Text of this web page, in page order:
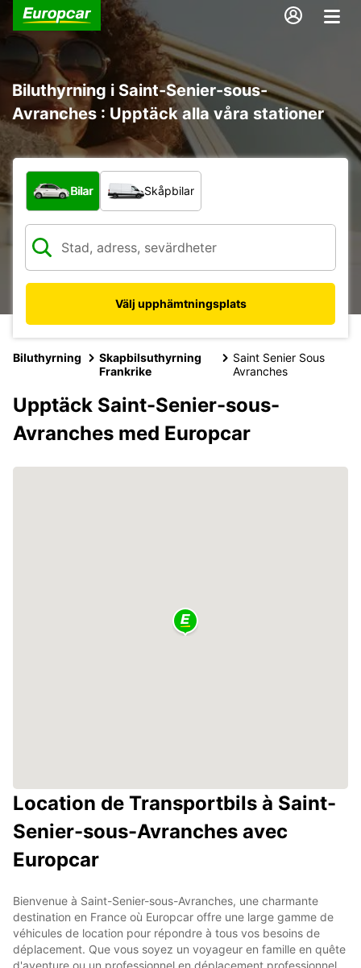
Biluthyrning i Saint-Senier-sous-
Avranches : Upptäck alla våra stationer
Vilken typ av fordon?
Bilar Skåpbilar
Välj upphämtningsplats
Biluthyrning
Skapbilsuthyrning
Frankrike
Saint Senier Sous
Avranches
Upptäck Saint-Senier-sous-
Avranches med Europcar
Location de Transportbils à Saint-
Senier-sous-Avranches avec
Europcar
Bienvenue à Saint-Senier-sous-Avranches, une charmante
destination en France où Europcar offre une large gamme de
véhicules de location pour répondre à tous vos besoins de
déplacement. Que vous soyez un voyageur en famille en quête
d'aventure ou un professionnel en déplacement professionnel,